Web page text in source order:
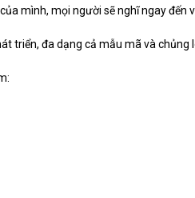
mình, mọi người sẽ nghĩ ngay đến
triển, đa dạng cả mẫu mã và